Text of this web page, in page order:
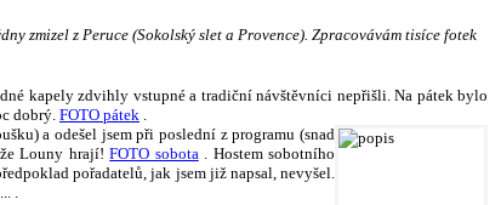
zmizel z Peruce (Sokolský slet a Provence). Zpracovávám tisíce fotek
kapely zdvihly vstupné a tradiční návštěvníci nepřišli. Na pátek bylo
dobrý. FOTO pátek .
a odešel jsem při poslední z programu (snad
že Louny hrají!FOTO sobota. Hostem sobotního
pořadatelů, jak jsem již napsal, nevyšel.
.